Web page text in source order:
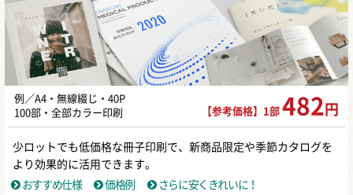
例／A4・無線綴じ・40P
100部・全部カラー印刷
【参考価格】1部 482 円
少ロットでも低価格な冊子印刷で、新商品限定や季節カタログを
より効果的に活用できます。
おすすめ仕様
価格例 さらに安くきれいに！